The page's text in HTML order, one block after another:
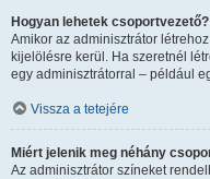
Hogyan lehetek csoportvezető?
Amikor az adminisztrátor
kijelölésre kerül. Ha szeretnél
egy adminisztrátorral – például
Vissza a tetejére
Miért jelenik meg néhány
Az adminisztrátor színeket